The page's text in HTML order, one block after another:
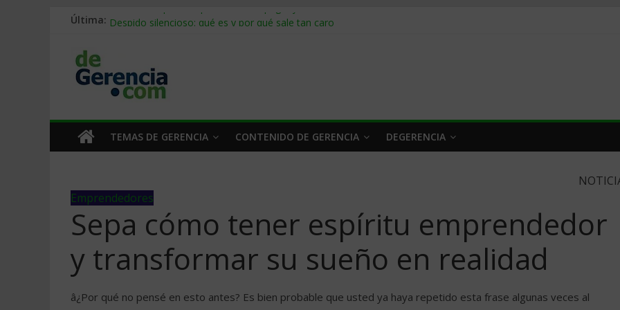
Última: Stablecoins para empresas: cómo pagar y cobrar en 2026
Trabajo forzoso en la cadena de suministro: qué hacer
Mercado hispano de EE. UU.: cómo segmentarlo y venderle
TEMAS DE GERENCIA CONTENIDO DE GERENCIA DEGERENCIA
Emprendedores
Sepa cómo tener espíritu emprendedor
y transformar su sueño en realidad
â¿Por qué no pensé en esto antes? Es bien probable que usted ya haya repetido esta frase algunas veces al